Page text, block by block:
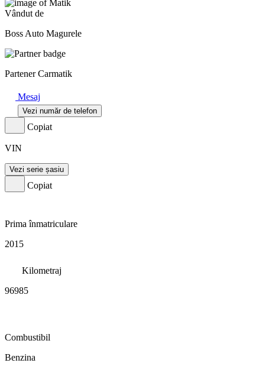
Vândut de
Boss Auto Magurele
Partener Carmatik
Mesaj
Vezi număr de telefon
Copiat
VIN
Vezi serie șasiu
Copiat
Prima înmatriculare
2015
Kilometraj
96985
Combustibil
Benzina